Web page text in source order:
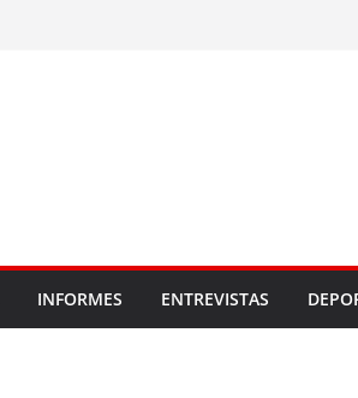
INFORMES ENTREVISTAS